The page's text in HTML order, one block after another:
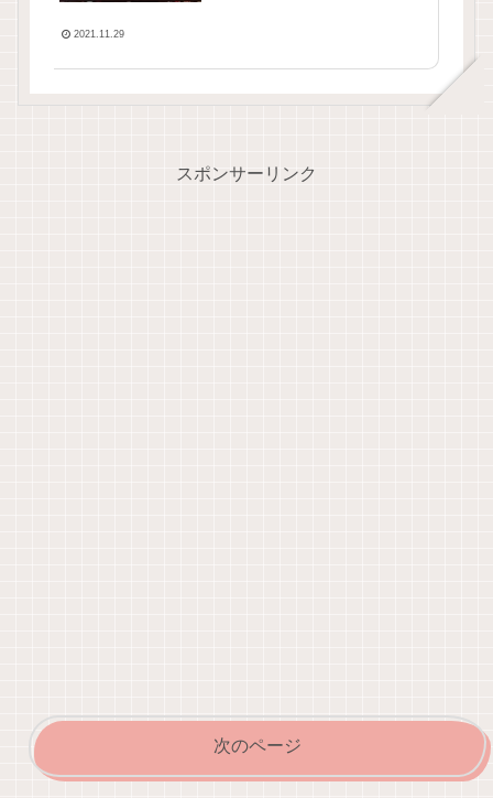
2021.11.29
スポンサーリンク
次のページ